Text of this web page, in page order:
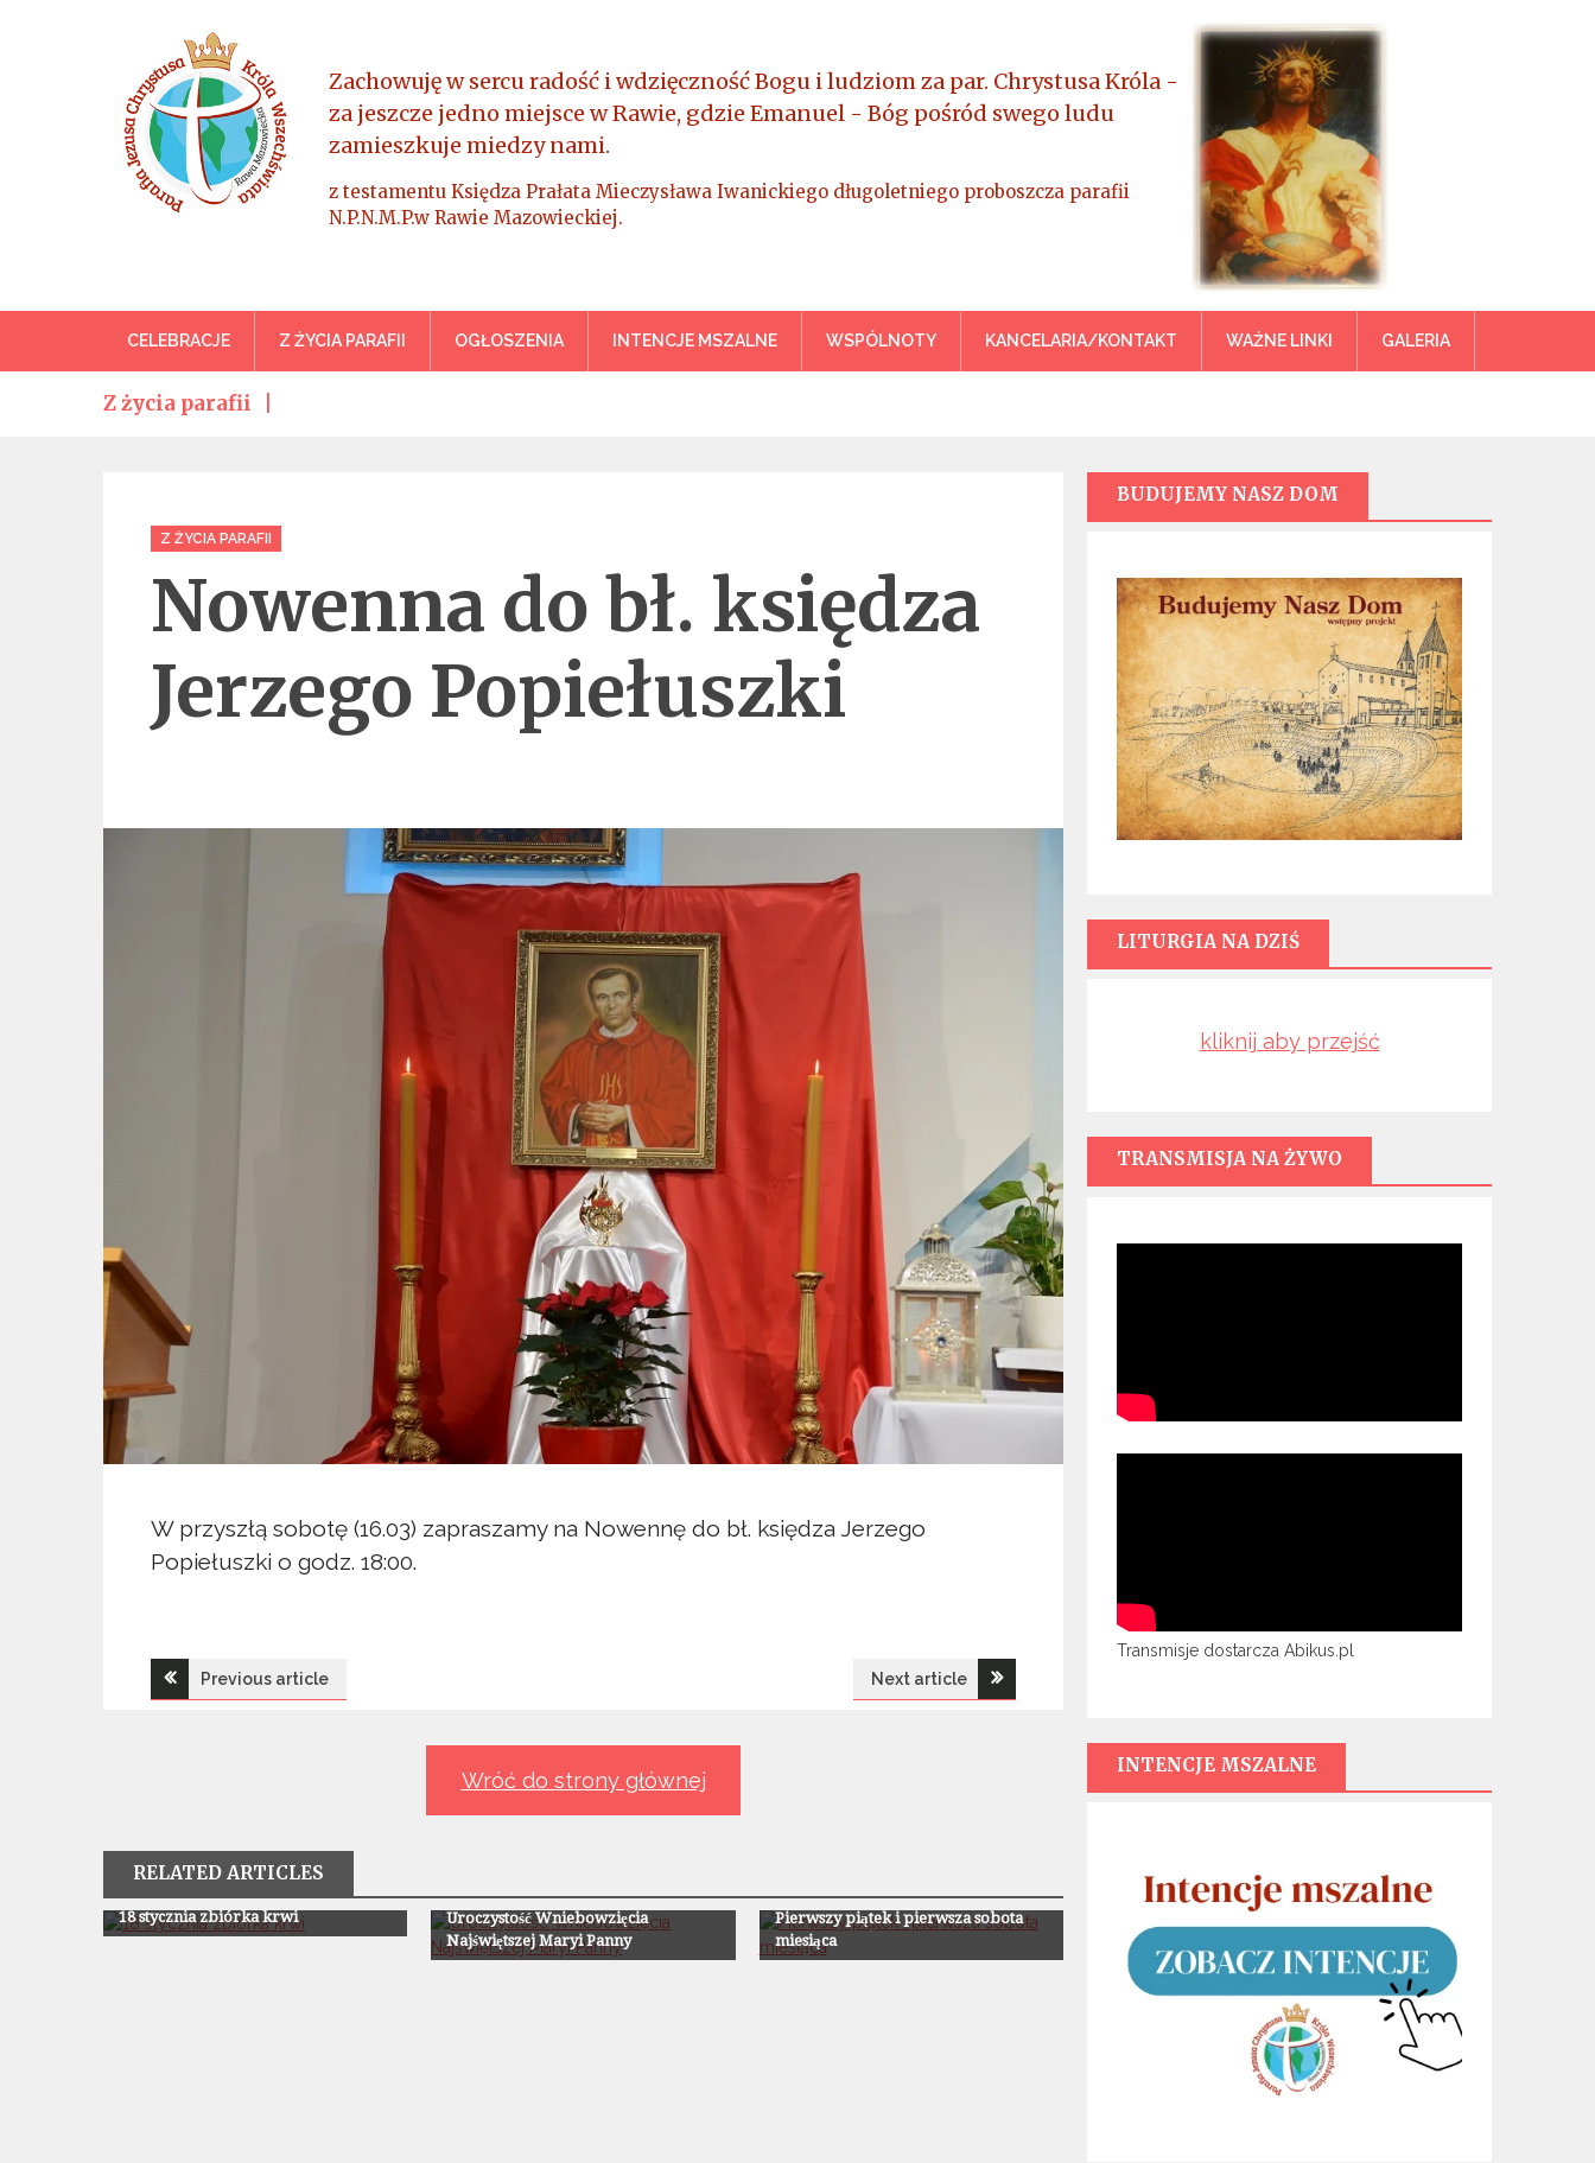
Parafia Jezusa Chrystusa Króla Wszechświata – Rawa Mazowiecka
Zachowuję w sercu radość i wdzięczność Bogu i ludziom za par. Chrystusa Króla -
za jeszcze jedno miejsce w Rawie, gdzie Emanuel - Bóg pośród swego ludu
zamieszkuje miedzy nami.
z testamentu Księdza Prałata Mieczysława Iwanickiego długoletniego proboszcza parafii
N.P.N.M.P.w Rawie Mazowieckiej.
CELEBRACJE Z ŻYCIA PARAFII OGŁOSZENIA INTENCJE MSZALNE WSPÓLNOTY KANCELARIA/KONTAKT WAŻNE LINKI GALERIA
Z życia parafii
Categories
Z ŻYCIA PARAFII
Nowenna do bł. księdza
Jerzego Popiełuszki
W przyszłą sobotę (16.03) zapraszamy na Nowennę do bł. księdza Jerzego
Popiełuszki o godz. 18:00.
Nawigacja
Previous article Next article
Wróć do strony głównej
RELATED ARTICLES
Z Życia Parafii
18 stycznia zbiórka krwi
Uroczystość Wniebowzięcia
Najświętszej Maryi Panny
Pierwszy piątek i pierwsza sobota
miesiąca
BUDUJEMY NASZ DOM
LITURGIA NA DZIŚ
kliknij aby przejść
TRANSMISJA NA ŻYWO
Transmisje dostarcza Abikus.pl
INTENCJE MSZALNE